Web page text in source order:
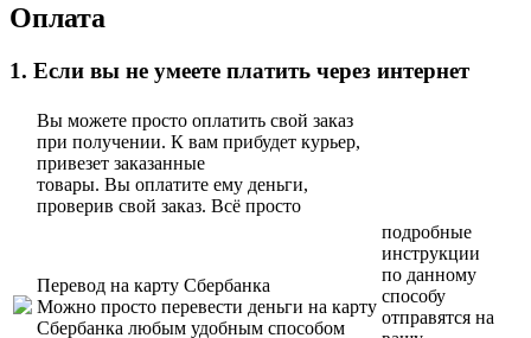
Оплата
1. Если вы не умеете платить через интернет
Вы можете просто оплатить свой заказ
при получении. К вам прибудет курьер,
привезет заказанные
товары. Вы оплатите ему деньги,
проверив свой заказ. Всё просто
Перевод на карту Сбербанка
Можно просто перевести деньги на карту
Сбербанка любым удобным способом
подробные
инструкции
по данному
способу
отправятся на